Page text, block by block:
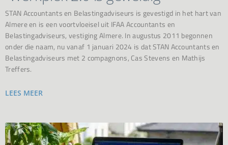
STAN Accountants en Belastingadviseurs is gevestigd in het hart van
Almere en is een voortvloeisel uit IFAA Accountants en
Belastingadviseurs, vestiging Almere. In augustus 2011 begonnen
onder die naam, nu vanaf 1 januari 2024 is dat STAN Accountants en
Belastingadviseurs met 2 compagnons, Cas Stevens en Mathijs
Treffers.
LEES MEER